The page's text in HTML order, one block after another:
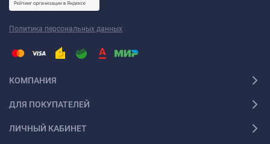
Политика персональных данных
КОМПАНИЯ
ДЛЯ ПОКУПАТЕЛЕЙ
ЛИЧНЫЙ КАБИНЕТ